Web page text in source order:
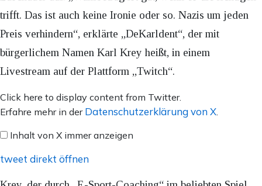
trifft. Das ist auch keine Ironie oder so. Nazis um jeden
Preis verhindern“, erklärte „DeKarldent“, der mit
bürgerlichem Namen Karl Krey heißt, in einem
Livestream auf der Plattform „Twitch“.
Inhalt
von
anzeigen
Click here to display content from Twitter.
Erfahre mehr in der Datenschutzerklärung von X
Inhalt von X immer anzeigen
tweet direkt öffnen